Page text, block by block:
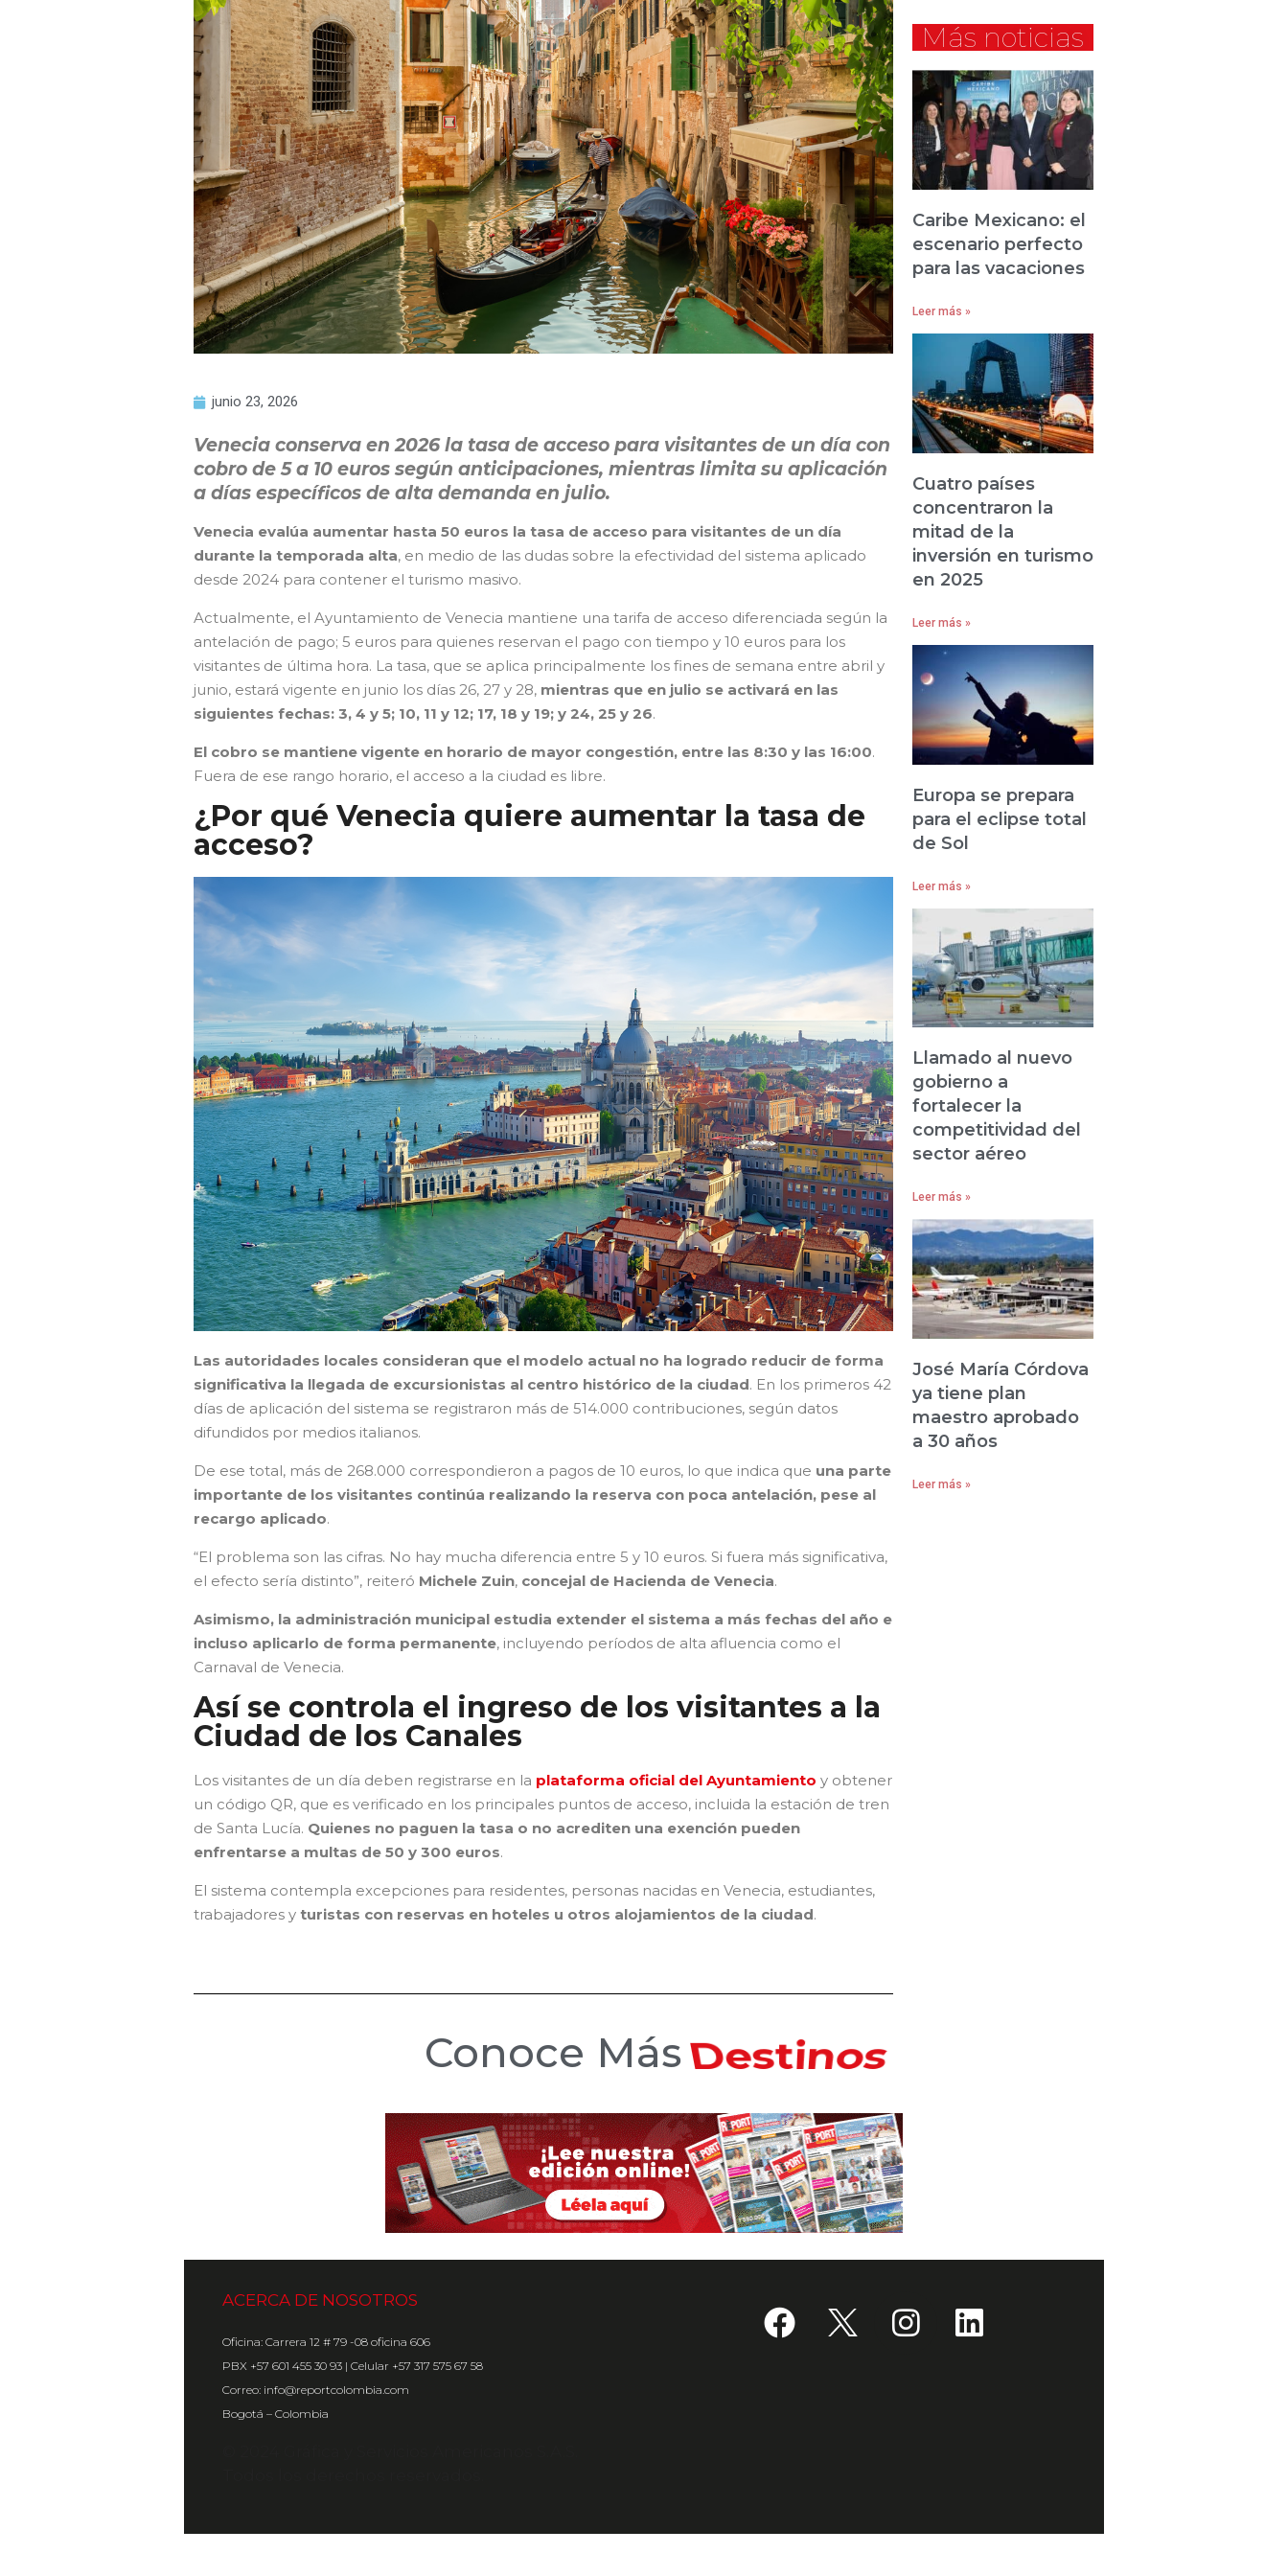
junio 23, 2026
Venecia conserva en 2026 la tasa de acceso para visitantes de un día con
cobro de 5 a 10 euros según anticipaciones, mientras limita su aplicación
a días específicos de alta demanda en julio.
Venecia evalúa aumentar hasta 50 euros la tasa de acceso para visitantes de un día
durante la temporada alta, en medio de las dudas sobre la efectividad del sistema aplicado
desde 2024 para contener el turismo masivo.
Actualmente, el Ayuntamiento de Venecia mantiene una tarifa de acceso diferenciada según la
antelación de pago; 5 euros para quienes reservan el pago con tiempo y 10 euros para los
visitantes de última hora. La tasa, que se aplica principalmente los fines de semana entre abril y
junio, estará vigente en junio los días 26, 27 y 28, mientras que en julio se activará en las
siguientes fechas: 3, 4 y 5; 10, 11 y 12; 17, 18 y 19; y 24, 25 y 26.
El cobro se mantiene vigente en horario de mayor congestión, entre las 8:30 y las 16:00.
Fuera de ese rango horario, el acceso a la ciudad es libre.
¿Por qué Venecia quiere aumentar la tasa de
acceso?
Las autoridades locales consideran que el modelo actual no ha logrado reducir de forma
significativa la llegada de excursionistas al centro histórico de la ciudad. En los primeros 42
días de aplicación del sistema se registraron más de 514.000 contribuciones, según datos
difundidos por medios italianos.
De ese total, más de 268.000 correspondieron a pagos de 10 euros, lo que indica que una parte
importante de los visitantes continúa realizando la reserva con poca antelación, pese al
recargo aplicado.
“El problema son las cifras. No hay mucha diferencia entre 5 y 10 euros. Si fuera más significativa,
el efecto sería distinto”, reiteró Michele Zuin, concejal de Hacienda de Venecia.
Asimismo, la administración municipal estudia extender el sistema a más fechas del año e
incluso aplicarlo de forma permanente, incluyendo períodos de alta afluencia como el
Carnaval de Venecia.
Así se controla el ingreso de los visitantes a la
Ciudad de los Canales
Los visitantes de un día deben registrarse en la plataforma oficial del Ayuntamiento y obtener
un código QR, que es verificado en los principales puntos de acceso, incluida la estación de tren
de Santa Lucía. Quienes no paguen la tasa o no acrediten una exención pueden
enfrentarse a multas de 50 y 300 euros.
El sistema contempla excepciones para residentes, personas nacidas en Venecia, estudiantes,
trabajadores y turistas con reservas en hoteles u otros alojamientos de la ciudad.
Más noticias
Caribe Mexicano: el
escenario perfecto
para las vacaciones
Leer más »
Cuatro países
concentraron la
mitad de la
inversión en turismo
en 2025
Leer más »
Europa se prepara
para el eclipse total
de Sol
Leer más »
Llamado al nuevo
gobierno a
fortalecer la
competitividad del
sector aéreo
Leer más »
José María Córdova
ya tiene plan
maestro aprobado
a 30 años
Leer más »
Conoce MásHoteles
ACERCA DE NOSOTROS
Oficina: Carrera 12 # 79 -08 oficina 606
PBX +57 601 455 30 93 | Celular +57 317 575 67 58
Correo: info@reportcolombia.com
Bogotá – Colombia